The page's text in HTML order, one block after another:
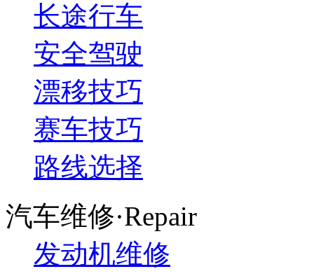
长途行车
安全驾驶
漂移技巧
赛车技巧
路线选择
汽车维修·Repair
发动机维修